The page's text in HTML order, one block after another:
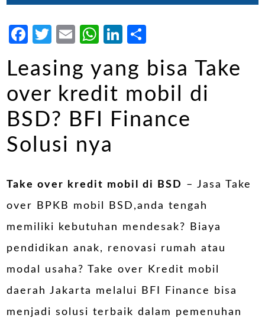
Facebook
Twitter
EmailWhatsApp
LinkedIn
Leasing yang bisa Take
over kredit mobil di
BSD? BFI Finance
Solusi nya
Take over kredit mobil di BSD
– Jasa Take
over BPKB mobil BSD,anda tengah
memiliki kebutuhan mendesak? Biaya
pendidikan anak, renovasi rumah atau
modal usaha? Take over Kredit mobil
daerah Jakarta melalui BFI Finance bisa
menjadi solusi terbaik dalam pemenuhan